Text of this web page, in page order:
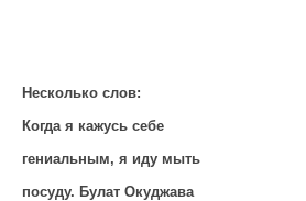
Несколько слов:
Когда я кажусь себе
гениальным, я иду мыть
посуду. Булат Окуджава